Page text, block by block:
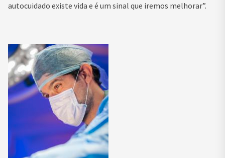
autocuidado existe vida e é um sinal que iremos melhorar”.